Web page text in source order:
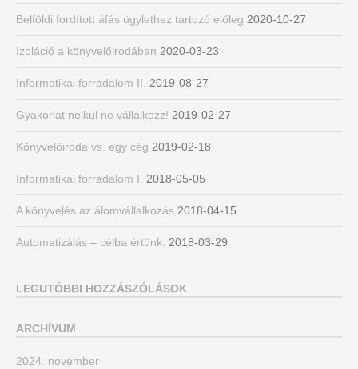
Belföldi fordított áfás ügylethez tartozó előleg 2020-10-27
Izoláció a könyvelőirodában 2020-03-23
Informatikai forradalom II. 2019-08-27
Gyakorlat nélkül ne vállalkozz! 2019-02-27
Könyvelőiroda vs. egy cég 2019-02-18
Informatikai forradalom I. 2018-05-05
A könyvelés az álomvállalkozás 2018-04-15
Automatizálás – célba értünk. 2018-03-29
LEGUTÓBBI HOZZÁSZÓLÁSOK
ARCHÍVUM
2024. november